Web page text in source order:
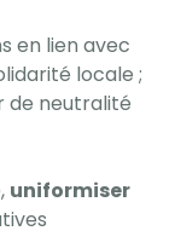
en lien avec
locale ;
de neutralité
uniformiser